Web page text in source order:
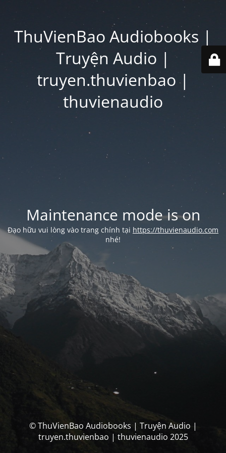
ThuVienBao Audiobooks |
Truyện Audio |
truyen.thuvienbao |
thuvienaudio
Maintenance mode is on
Đạo hữu vui lòng vào trang chính tại https://thuvienaudio.com
nhé!
© ThuVienBao Audiobooks | Truyện Audio |
truyen.thuvienbao | thuvienaudio 2025